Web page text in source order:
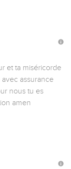
et ta miséricorde
assurance
nous tu es
amen